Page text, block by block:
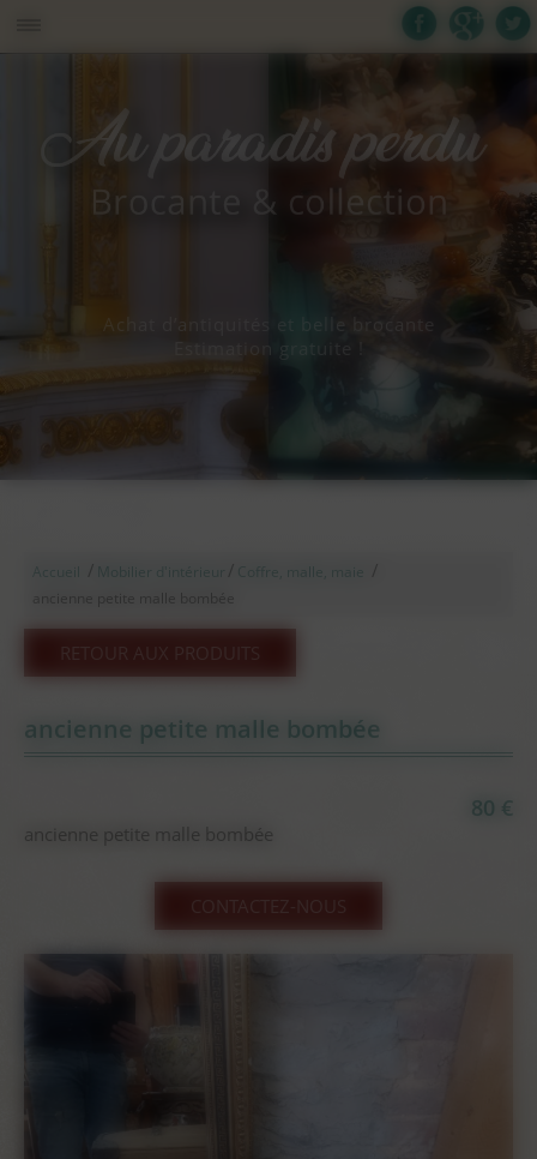
Achat d’antiquités et belle brocante
Estimation gratuite !
/ Mobilier d'intérieur Coffre, malle, maie
ancienne petite malle bombée
80 €
ancienne petite malle bombée